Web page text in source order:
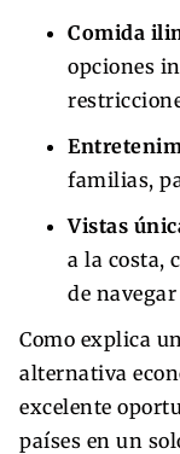
Comida
opciones
familias,
Vistas
a la costa,
de navegar
Como explica
alternativa
excelente
países en un